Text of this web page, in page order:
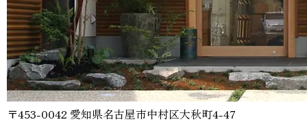
〒453-0042 愛知県名古屋市中村区大秋町4-47